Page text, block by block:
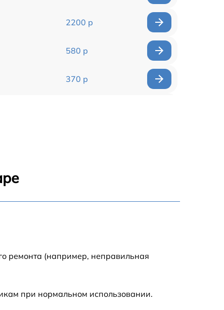
2200 р
580 р
370 р
ремонта (например, неправильная
при нормальном использовании.